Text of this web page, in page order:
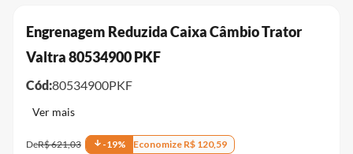
Engrenagem Reduzida Caixa Câmbio Trator
Valtra 80534900 PKF
Cód:80534900PKF
DeR$621,03 -19% Economize R$ 120,59